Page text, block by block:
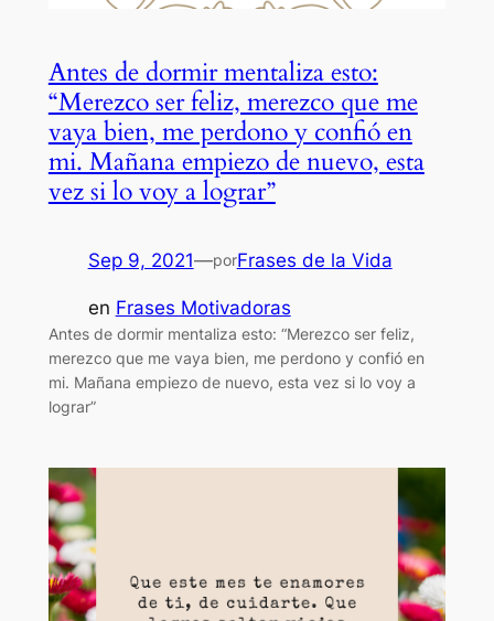
Antes de dormir mentaliza esto:
“Merezco ser feliz, merezco que me
vaya bien, me perdono y confió en
mi. Mañana empiezo de nuevo, esta
vez si lo voy a lograr”
Sep 9, 2021—porFrases de la Vida
en Frases Motivadoras
Antes de dormir mentaliza esto: “Merezco ser feliz,
merezco que me vaya bien, me perdono y confió en
mi. Mañana empiezo de nuevo, esta vez si lo voy a
lograr”